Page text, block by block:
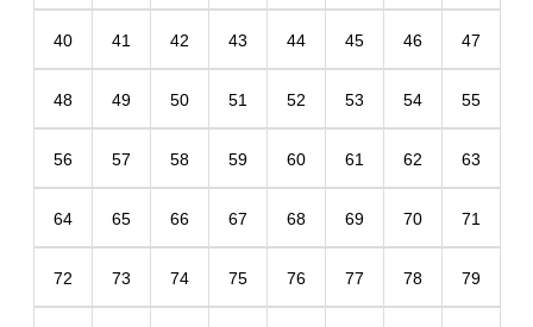
40 41 42 43 44 45 46 47
48 49 50 51 52 53 54 55
56 57 58 59 60 61 62 63
64 65 66 67 68 69 70 71
72 73 74 75 76 77 78 79